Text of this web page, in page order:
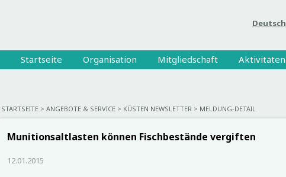
Deutsch
Startseite Organisation Mitgliedschaft Aktivitäten
STARTSEITE ANGEBOTE & SERVICE KÜSTEN NEWSLETTER MELDUNG-DETAIL
Munitionsaltlasten können Fischbestände vergiften
12.01.2015